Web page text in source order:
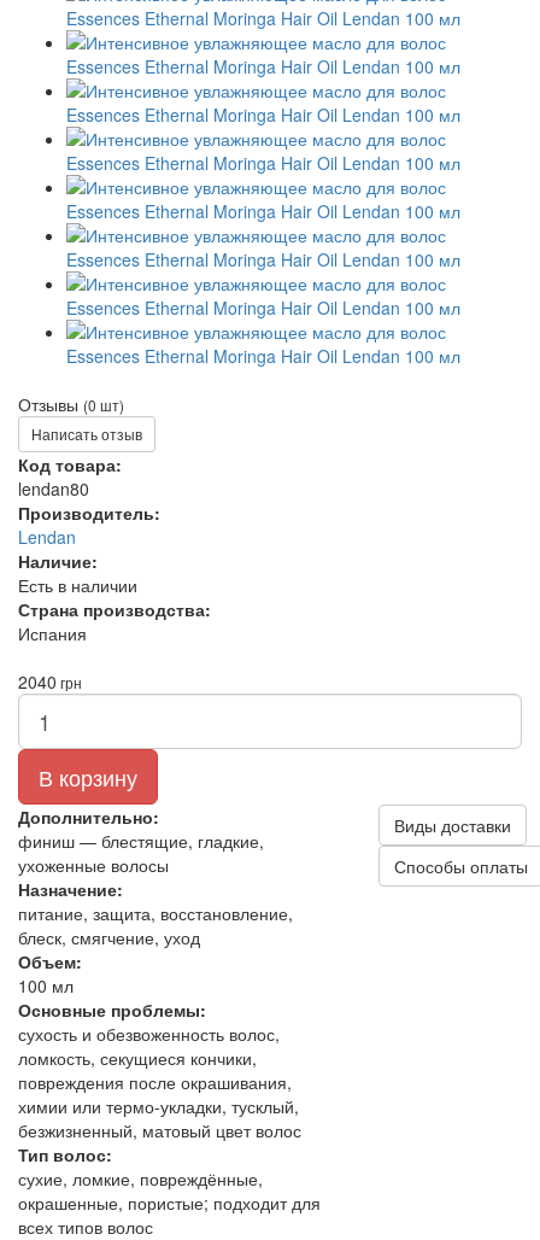
Отзывы (0 шт)
Написать отзыв
Код товара:
lendan80
Производитель:
Lendan
Наличие:
Есть в наличии
Страна производства:
Испания
2040 грн
В корзину
Дополнительно:
финиш — блестящие, гладкие,
ухоженные волосы
Назначение:
питание, защита, восстановление,
блеск, смягчение, уход
Объем:
100 мл
Основные проблемы:
сухость и обезвоженность волос,
ломкость, секущиеся кончики,
повреждения после окрашивания,
химии или термо-укладки, тусклый,
безжизненный, матовый цвет волос
Тип волос:
сухие, ломкие, повреждённые,
окрашенные, пористые; подходит для
всех типов волос
Виды доставки
Способы оплаты